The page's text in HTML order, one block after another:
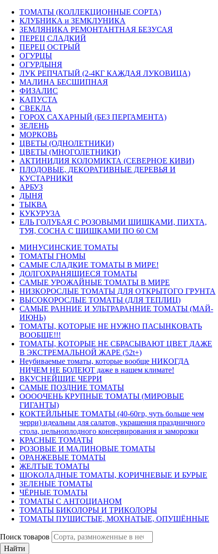
ТОМАТЫ (КОЛЛЕКЦИОННЫЕ СОРТА)
КЛУБНИКА и ЗЕМКЛУНИКА
ЗЕМЛЯНИКА РЕМОНТАНТНАЯ БЕЗУСАЯ
ПЕРЕЦ СЛАДКИЙ
ПЕРЕЦ ОСТРЫЙ
ОГУРЦЫ
ОГУРДЫНЯ
ЛУК РЕПЧАТЫЙ (2-4КГ КАЖДАЯ ЛУКОВИЦА)
МАЛИНА БЕСШИПНАЯ
ФИЗАЛИС
КАПУСТА
СВЕКЛА
ГОРОХ САХАРНЫЙ (БЕЗ ПЕРГАМЕНТА)
ЗЕЛЕНЬ
МОРКОВЬ
ЦВЕТЫ (ОДНОЛЕТНИКИ)
ЦВЕТЫ (МНОГОЛЕТНИКИ)
АКТИНИДИЯ КОЛОМИКТА (СЕВЕРНОЕ КИВИ)
ПЛОДОВЫЕ, ДЕКОРАТИВНЫЕ ДЕРЕВЬЯ И
КУСТАРНИКИ
АРБУЗ
ДЫНЯ
ТЫКВА
КУКУРУЗА
ЕЛЬ ГОЛУБАЯ С РОЗОВЫМИ ШИШКАМИ, ПИХТА,
ТУЯ, СОСНА С ШИШКАМИ ПО 60 СМ
МИНУСИНСКИЕ ТОМАТЫ
ТОМАТЫ ГНОМЫ
САМЫЕ СЛАДКИЕ ТОМАТЫ В МИРЕ!
ДОЛГОХРАНЯЩИЕСЯ ТОМАТЫ
САМЫЕ УРОЖАЙНЫЕ ТОМАТЫ В МИРЕ
НИЗКОРОСЛЫЕ ТОМАТЫ ДЛЯ ОТКРЫТОГО ГРУНТА
ВЫСОКОРОСЛЫЕ ТОМАТЫ (ДЛЯ ТЕПЛИЦ)
САМЫЕ РАННИЕ И УЛЬТРАРАННИЕ ТОМАТЫ (МАЙ-
ИЮНЬ)
ТОМАТЫ, КОТОРЫЕ НЕ НУЖНО ПАСЫНКОВАТЬ
ВООБЩЕ!!!
ТОМАТЫ, КОТОРЫЕ НЕ СБРАСЫВАЮТ ЦВЕТ ДАЖЕ
В ЭКСТРЕМАЛЬНОЙ ЖАРЕ (52t+)
Неубиваемые томаты, которые вообще НИКОГДА
НИЧЕМ НЕ БОЛЕЮТ даже в нашем климате!
ВКУСНЕЙШИЕ ЧЕРРИ
САМЫЕ ПОЗДНИЕ ТОМАТЫ
ООООЧЕНЬ КРУПНЫЕ ТОМАТЫ (МИРОВЫЕ
ГИГАНТЫ)
КОКТЕЙЛЬНЫЕ ТОМАТЫ (40-60гр, чуть больше чем
черри) идеальны для салатов, украшения праздничного
стола, цельноплодного консервирования и заморозки
КРАСНЫЕ ТОМАТЫ
РОЗОВЫЕ И МАЛИНОВЫЕ ТОМАТЫ
ОРАНЖЕВЫЕ ТОМАТЫ
ЖЕЛТЫЕ ТОМАТЫ
ШОКОЛАДНЫЕ ТОМАТЫ, КОРИЧНЕВЫЕ И БУРЫЕ
ЗЕЛЕНЫЕ ТОМАТЫ
ЧЁРНЫЕ ТОМАТЫ
ТОМАТЫ С АНТОЦИАНОМ
ТОМАТЫ БИКОЛОРЫ И ТРИКОЛОРЫ
ТОМАТЫ ПУШИСТЫЕ, МОХНАТЫЕ, ОПУШЁННЫЕ
Поиск товаров
Найти